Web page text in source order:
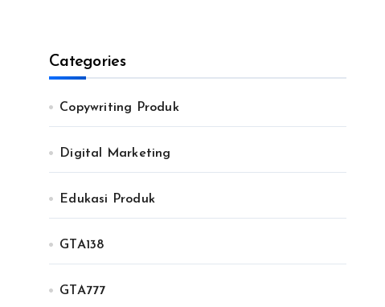
Categories
Copywriting Produk
Digital Marketing
Edukasi Produk
GTA138
GTA777